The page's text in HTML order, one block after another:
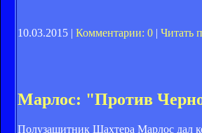
10.03.2015 | Комментарии: 0 | Читать
Марлос: "Против
Полузащитник Шахтера Марлос дал